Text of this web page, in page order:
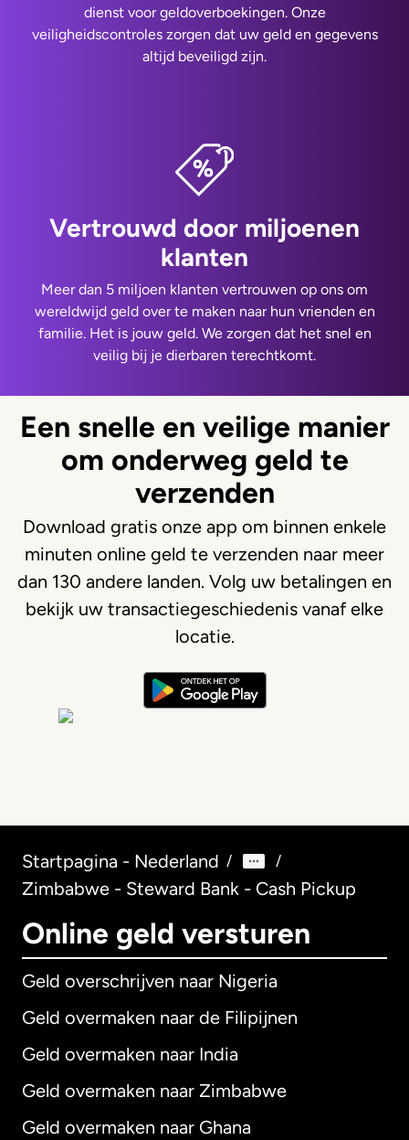
dienst voor geldoverboekingen. Onze
veiligheidscontroles zorgen dat uw geld en gegevens
altijd beveiligd zijn.
Vertrouwd door miljoenen
klanten
Meer dan 5 miljoen klanten vertrouwen op ons om
wereldwijd geld over te maken naar hun vrienden en
familie. Het is jouw geld. We zorgen dat het snel en
veilig bij je dierbaren terechtkomt.
Een snelle en veilige manier
om onderweg geld te
verzenden
Download gratis onze app om binnen enkele
minuten online geld te verzenden naar meer
dan 130 andere landen. Volg uw betalingen en
bekijk uw transactiegeschiedenis vanaf elke
locatie.
Startpagina - Nederland / /
Zimbabwe - Steward Bank - Cash Pickup
Online geld versturen
Geld overschrijven naar Nigeria
Geld overmaken naar de Filipijnen
Geld overmaken naar India
Geld overmaken naar Zimbabwe
Geld overmaken naar Ghana